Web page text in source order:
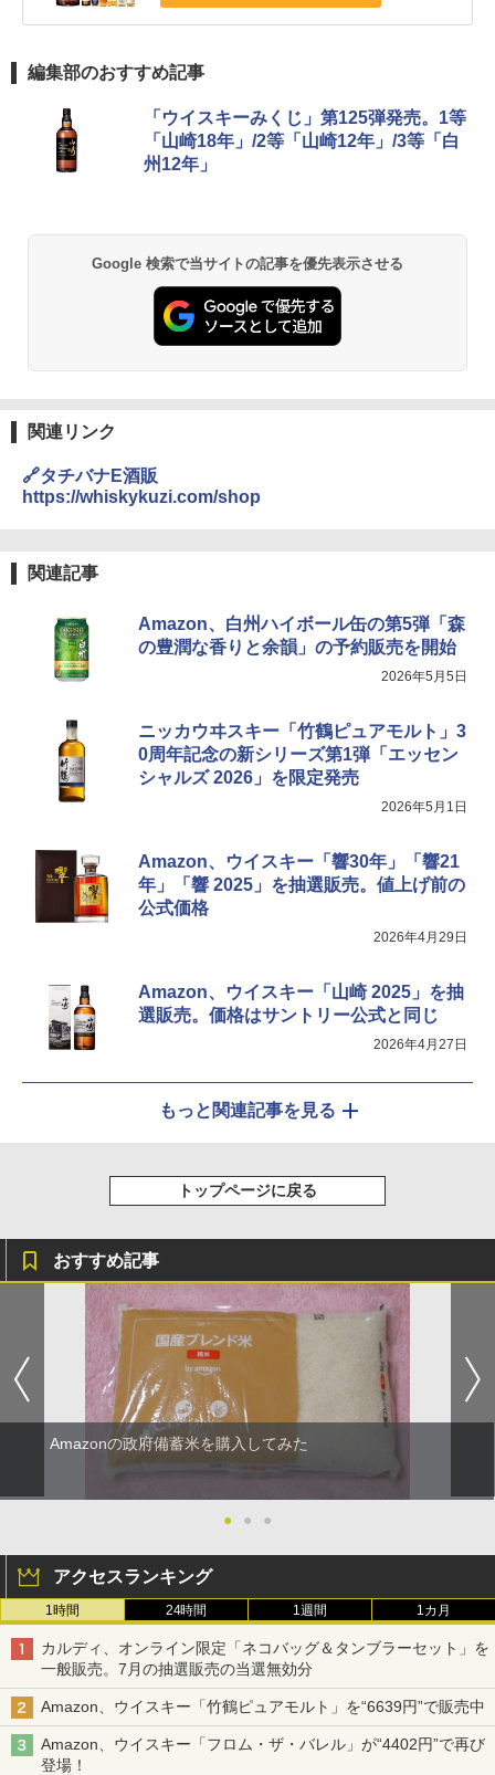
編集部のおすすめ記事
「ウイスキーみくじ」第125弾発売。1等
「山崎18年」/2等「山崎12年」/3等「白
州12年」
Google 検索で当サイトの記事を優先表示させる
関連リンク
🔗タチバナE酒販
https://whiskykuzi.com/shop
関連記事
Amazon、白州ハイボール缶の第5弾「森
の豊潤な香りと余韻」の予約販売を開始
2026年5月5日
ニッカウヰスキー「竹鶴ピュアモルト」3
0周年記念の新シリーズ第1弾「エッセン
シャルズ 2026」を限定発売
2026年5月1日
Amazon、ウイスキー「響30年」「響21
年」「響 2025」を抽選販売。値上げ前の
公式価格
2026年4月29日
Amazon、ウイスキー「山崎 2025」を抽
選販売。価格はサントリー公式と同じ
2026年4月27日
もっと関連記事を見る
トップページに戻る
おすすめ記事
Amazonの政府備蓄米を購入してみた
● ● ●
アクセスランキング
1時間 24時間 1週間 1カ月
カルディ、オンライン限定「ネコバッグ＆タンブラーセット」を
一般販売。7月の抽選販売の当選無効分
Amazon、ウイスキー「竹鶴ピュアモルト」を“6639円”で販売中
Amazon、ウイスキー「フロム・ザ・バレル」が“4402円”で再び
登場！